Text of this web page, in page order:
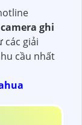
camera ghi
các giải
cầu nhất